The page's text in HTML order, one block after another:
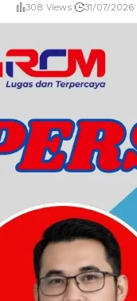
308 Views 31/07/2026